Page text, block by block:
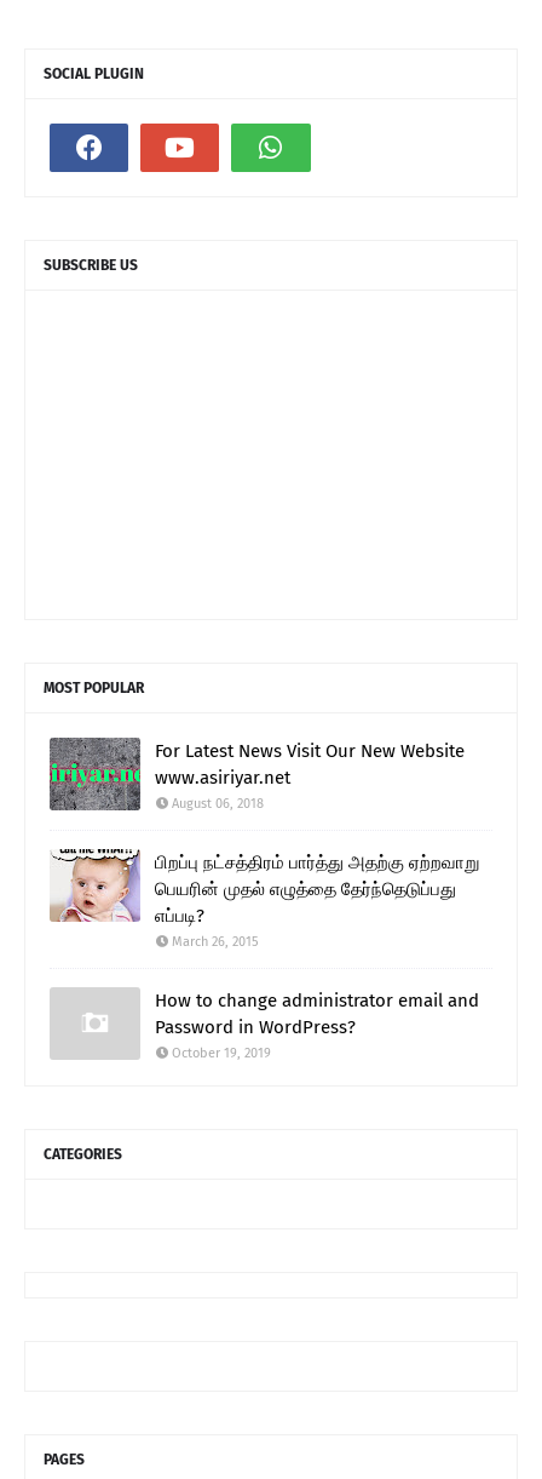
SOCIAL PLUGIN
SUBSCRIBE US
MOST POPULAR
For Latest News Visit Our New Website
www.asiriyar.net
August 06, 2018
பிறப்பு நட்சத்திரம் பார்த்து அதற்கு ஏற்றவாறு
பெயரின் முதல் எழுத்தை தேர்ந்தெடுப்பது
எப்படி?
March 26, 2015
How to change administrator email and
Password in WordPress?
October 19, 2019
CATEGORIES
PAGES